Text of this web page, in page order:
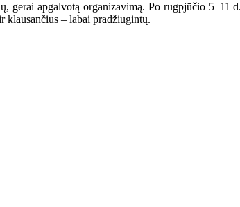
gerai apgalvotą organizavimą. Po rugpjūčio 5–11
klausančius – labai pradžiugintų.